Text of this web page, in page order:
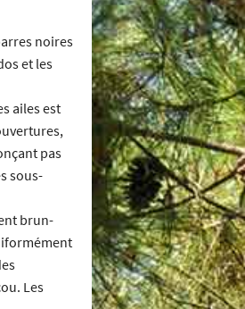
noires
et les
ailes est
pas
sous-
brun-
Les